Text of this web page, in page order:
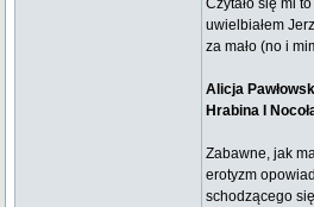
Czytało się mi
uwielbiałem
za mało (no i
Alicja
Hrabina I
Zabawne, jak
erotyzm
schodzącego